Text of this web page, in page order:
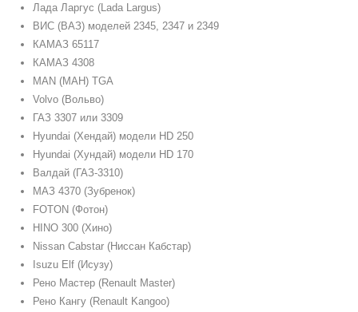
Лада Ларгус (Lada Largus)
ВИС (ВАЗ) моделей 2345, 2347 и 2349
КАМАЗ 65117
КАМАЗ 4308
MAN (МАН) TGA
Volvo (Вольво)
ГАЗ 3307 или 3309
Hyundai (Хендай) модели HD 250
Hyundai (Хундай) модели HD 170
Валдай (ГАЗ-3310)
МАЗ 4370 (Зубренок)
FOTON (Фотон)
HINO 300 (Хино)
Nissan Cabstar (Ниссан Кабстар)
Isuzu Elf (Исузу)
Рено Мастер (Renault Master)
Рено Кангу (Renault Kangoo)